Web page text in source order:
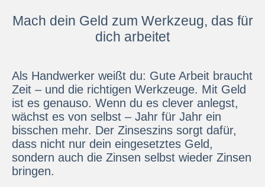
Mach dein Geld zum Werkzeug, das für
dich arbeitet
Als Handwerker weißt du: Gute Arbeit braucht
Zeit – und die richtigen Werkzeuge. Mit Geld
ist es genauso. Wenn du es clever anlegst,
wächst es von selbst – Jahr für Jahr ein
bisschen mehr. Der Zinseszins sorgt dafür,
dass nicht nur dein eingesetztes Geld,
sondern auch die Zinsen selbst wieder Zinsen
bringen.